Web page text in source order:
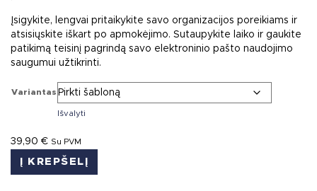
Įsigykite, lengvai pritaikykite savo organizacijos poreikiams ir
atsisiųskite iškart po apmokėjimo. Sutaupykite laiko ir gaukite
patikimą teisinį pagrindą savo elektroninio pašto naudojimo
saugumui užtikrinti.
Variantas
Išvalyti
39,90 € Su PVM
Į KREPŠELĮ